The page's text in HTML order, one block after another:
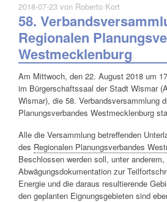
2018-07-23von Roberto Kort
58.
Regionalen
Westmecklenburg
Am Mittwoch, den 22. August 2018 um
im Bürgerschaftssaal der Stadt Wismar
Wismar), die 58. Verbandsversammlung
Planungsverbandes Westmecklenburg
Alle die Versammlung betreffenden
des Regionalen Planungsverbandes
Beschlossen werden soll, unter
Abwägungsdokumentation zur
Energie und die daraus resultierende
den geplanten Eignungsgebieten sind